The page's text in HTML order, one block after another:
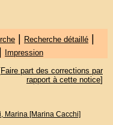
| Recherche détaillé|
Impression
Faire part des corrections par
rapport à cette notice]
Marina [Marina Cacchi]